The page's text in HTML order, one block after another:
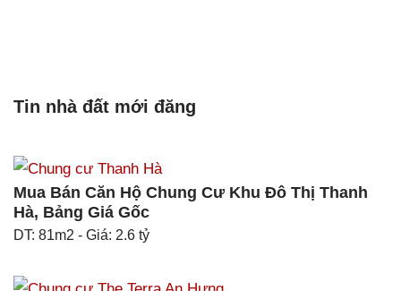
Tin nhà đất mới đăng
Mua Bán Căn Hộ Chung Cư Khu Đô Thị Thanh
Hà, Bảng Giá Gốc
DT: 81m2 - Giá: 2.6 tỷ